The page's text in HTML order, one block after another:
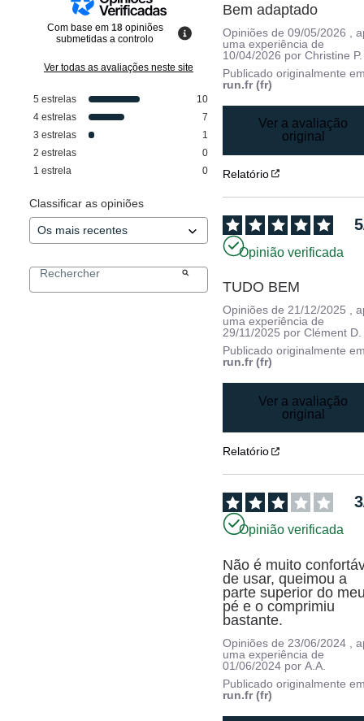
Com base em 18 opiniões
submetidas a controlo
Ver todas as avaliações neste site
5 estrelas
10
4 estrelas
7
3 estrelas
1
2 estrelas
0
1 estrela 0
Classificar as opiniões
Bem adaptado
Opiniões de09/05/2026
,
uma experiência de
10/04/2026 porChristine P.
Publicado originalmente
run.fr (fr)
Ver a avaliação
original
Relatório
5
Opinião verificada
TUDO BEM
Opiniões de 21/12/2025
,
uma experiência de
29/11/2025 porClément D.
Publicado originalmente
run.fr (fr)
Ver a avaliação
original
Relatório
3
Opinião verificada
Não é muito
de usar, queimou a
parte superior do
pé e o comprimiu
bastante.
Opiniões de 23/06/2024
,
uma experiência de
01/06/2024 porA.A.
Publicado originalmente
run.fr (fr)